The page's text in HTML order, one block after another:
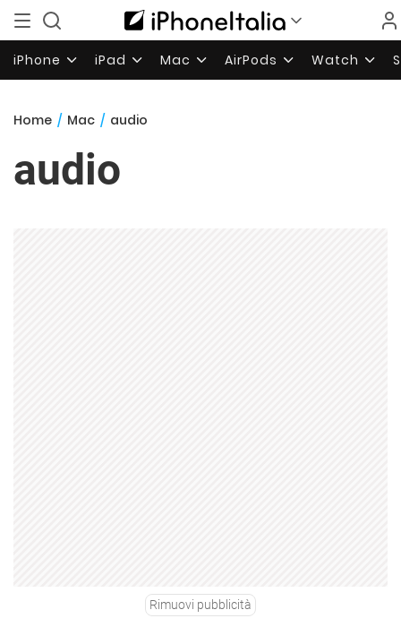
iPhone iPad Mac AirPods Watch
Home / Mac / audio
audio
Rimuovi pubblicità